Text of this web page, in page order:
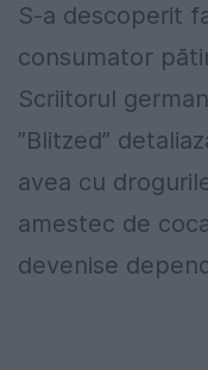
S-a descoperit
consumator
Scriitorul
”Blitzed”
avea cu
amestec de
devenise